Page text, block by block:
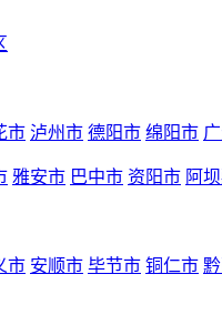
市 泸州市 德阳市 绵阳市
雅安市 巴中市 资阳市 阿
市 安顺市 毕节市 铜仁市